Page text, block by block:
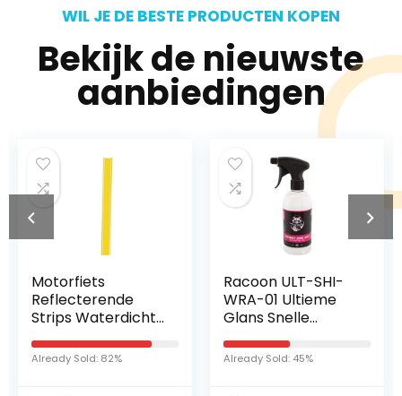
WIL JE DE BESTE PRODUCTEN KOPEN
Bekijk de nieuwste
aanbiedingen
Racoon ULT-SHI-
WRA-01 Ultieme
Glans Snelle
Detailer Wrap +
Matt-500ml
Already Sold: 45%
Hamburger Lack-
Profi 2K autolak
mat agaatgrijs RAL
7038 grijs in set
toplak – zeer
dekkend –
Already Sold: 75%